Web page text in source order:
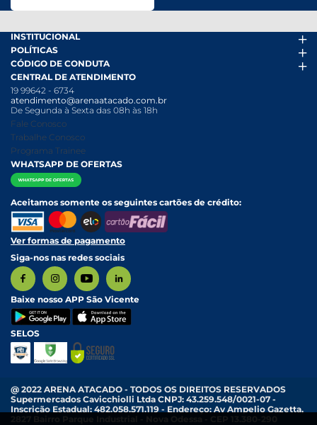
INSTITUCIONAL
Arena Mais
Fácil Pra Pagar
Ofertas
Folheto
Nossas Lojas
Nossa História
Relatório Transparência Salarial
POLÍTICAS
Termos de uso
Política de Trocas e Devoluções
Política de Privacidade
Política Anticorrupção
Política de entrega e Retirada
Política de Pagamento
CÓDIGO DE CONDUTA
Código de conduta PDF
Canal de Denúncias
Canal de Denúncias da Mulher
CENTRAL DE ATENDIMENTO
19 99642 - 6734
atendimento@arenaatacado.com.br
De Segunda à Sexta das 08h às 18h
Fale Conosco
Trabalhe Conosco
Programa Trainee
WHATSAPP DE OFERTAS
Aceitamos somente os seguintes cartões de crédito:
Ver formas de pagamento
Siga-nos nas redes sociais
Baixe nosso APP São Vicente
SELOS
@ 2022 ARENA ATACADO - TODOS OS DIREITOS RESERVADOS
Supermercados Cavicchiolli Ltda CNPJ: 43.259.548/0021-07 -
Inscrição Estadual: 482.058.571.119 - Endereço: Av Ampelio Gazetta,